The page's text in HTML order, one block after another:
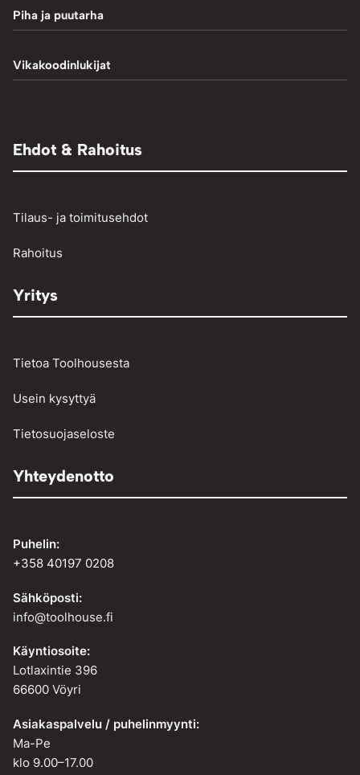
Tasapainotuskoneet
Tasapainotuspainot
MIG-hitsaus
Letkut ja kelat
Mutterinvääntimet
Akkulaturit ja testerit
Hydrauliprässit
Osienpesu
Vinssit ja taljat
Piha ja puutarha
Halkaisukoneet
Vikakoodinlukijat
Henkilö- ja pakettiautojen vikakoodinlukijat
Ehdot & Rahoitus
Tilaus- ja toimitusehdot
Rahoitus
Yritys
Tietoa Toolhousesta
Usein kysyttyä
Tietosuojaseloste
Yhteydenotto
Puhelin:
+358 40197 0208
Sähköposti:
info@toolhouse.fi
Käyntiosoite:
Lotlaxintie 396
66600 Vöyri
Asiakaspalvelu / puhelinmyynti:
Ma-Pe
klo 9.00–17.00